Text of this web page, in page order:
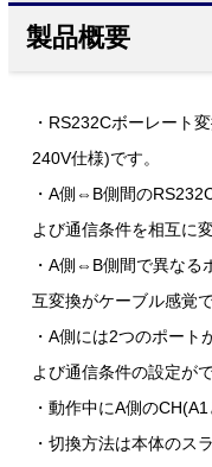
製品概要
・RS232Cボーレート
240V仕様)です。
・A側⇔B側間の
よび通信条件を相互に
・A側⇔B側間で異なる
互変換がケーブル感覚
・A側には2つのポート
よび通信条件の設定がで
・動作中にA側の
・切換方法は本体のス